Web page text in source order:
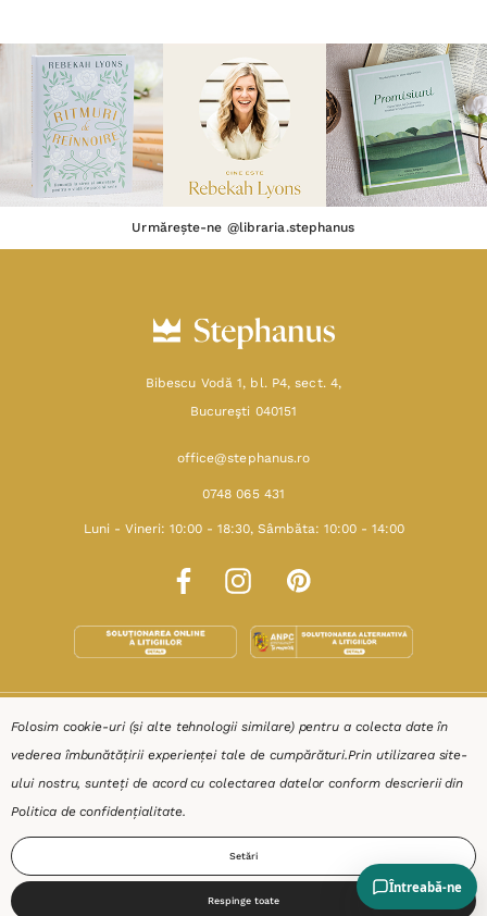
Urmărește-ne @libraria.stephanus
Bibescu Vodă 1, bl. P4, sect. 4,
Bucureşti 040151
office@stephanus.ro
0748 065 431
Luni - Vineri: 10:00 - 18:30, Sâmbăta: 10:00 - 14:00
SHOP
RESURSE
AJUTOR
DESPRE
Folosim cookie-uri (și alte tehnologii similare) pentru a colecta date în
vederea îmbunătățirii experienței tale de cumpărături.Prin utilizarea site-
ului nostru, sunteți de acord cu colectarea datelor conform descrierii din
Politica de confidențialitate.
Setări
Respinge toate